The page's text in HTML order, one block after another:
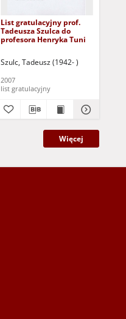
List gratulacyjny prof.
Tadeusza Szulca do
profesora Henryka Tuni
Szulc, Tadeusz (1942- )
2007
list gratulacyjny
Więcej